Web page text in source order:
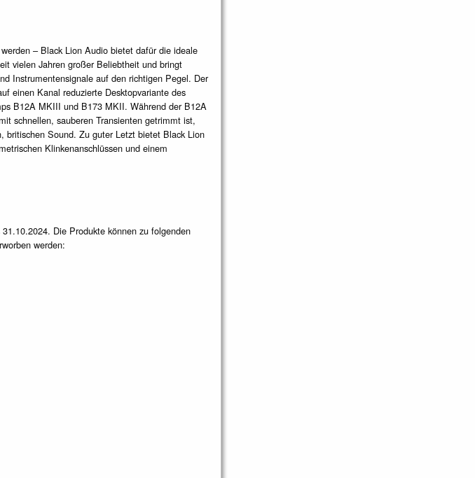
– Black Lion Audio bietet dafür die ideale
vielen Jahren großer Beliebtheit und bringt
Instrumentensignale auf den richtigen Pegel. Der
einen Kanal reduzierte Desktopvariante des
B12A MKIII und B173 MKII. Während der B12A
schnellen, sauberen Transienten getrimmt ist,
Sound. Zu guter Letzt bietet Black Lion
Klinkenanschlüssen und einem
Die Produkte können zu folgenden
werden: